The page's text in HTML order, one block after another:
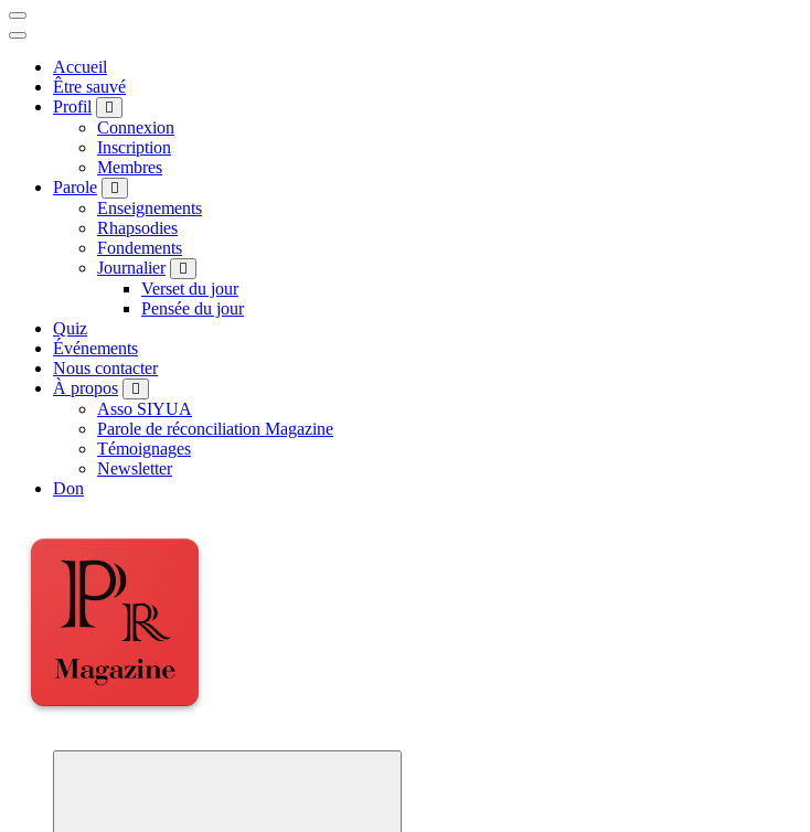
Accueil
Être sauvé
Profil
Connexion
Inscription
Membres
Parole
Enseignements
Rhapsodies
Fondements
Journalier
Verset du jour
Pensée du jour
Quiz
Événements
Nous contacter
À propos
Asso SIYUA
Parole de réconciliation Magazine
Témoignages
Newsletter
Don